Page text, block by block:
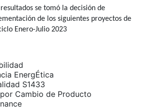
se tomó la decisión de
de los siguientes proyectos de
Enero-Julio 2023
EnergÉtica
S1433
Cambio de Producto